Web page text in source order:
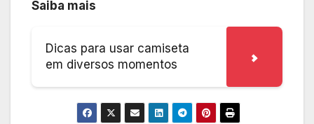
Saiba mais
Dicas para usar camiseta
em diversos momentos